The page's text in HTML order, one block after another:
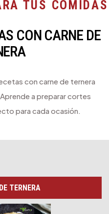
TUS COMIDAS
CON CARNE DE
con carne de ternera
a preparar cortes
para cada ocasión.
TERNERA